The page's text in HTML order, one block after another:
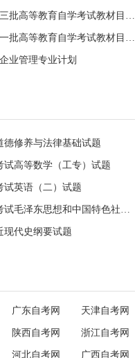
关于公布2024年上半年甘肃第三批高等教育自学考试教材目录的通知
甘肃省教育考试院关于公布第一批高等教育自学考试教材目录的通知
业管理专业计划
德修养与法律基础试题
试高等数学（工专）试题
试英语（二）试题
全国2024年4月高等教育自学考试毛泽东思想和中国特色社会主义理论体系概论试题
现代史纲要试题
广东自考网 天津自考网
陕西自考网 浙江自考网
河北自考网 广西自考网